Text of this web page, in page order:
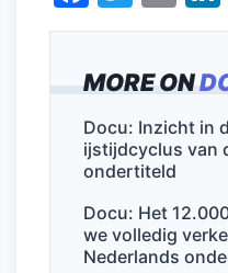
MORE ON
Docu: Inzicht in
ijstijdcyclus van
ondertiteld
Docu: Het
we volledig
Nederlands
a
e
b
o
o
k
w
er
m
l